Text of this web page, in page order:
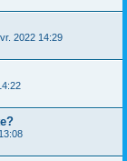
2022 14:29